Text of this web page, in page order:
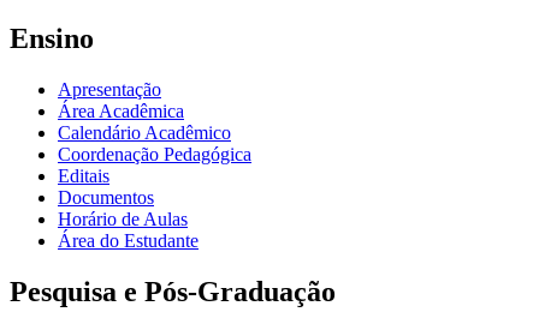
Ensino
Apresentação
Área Acadêmica
Calendário Acadêmico
Coordenação Pedagógica
Editais
Documentos
Horário de Aulas
Área do Estudante
Pesquisa e Pós-Graduação